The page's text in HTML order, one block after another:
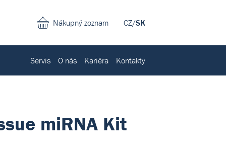
CZ/SK
Nákupný zoznam
Servis O nás Kariéra Kontakty
miRNA Kit